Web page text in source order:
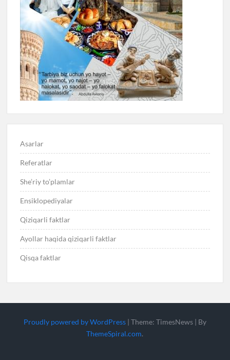
Asarlar
Referatlar
She’riy to’plamlar
Ensiklopediyalar
Qiziqarli faktlar
Ayollar haqida qiziqarli faktlar
Qisqa faktlar
Proudly powered by WordPress | Theme: TimesNews | By
ThemeSpiral.com.